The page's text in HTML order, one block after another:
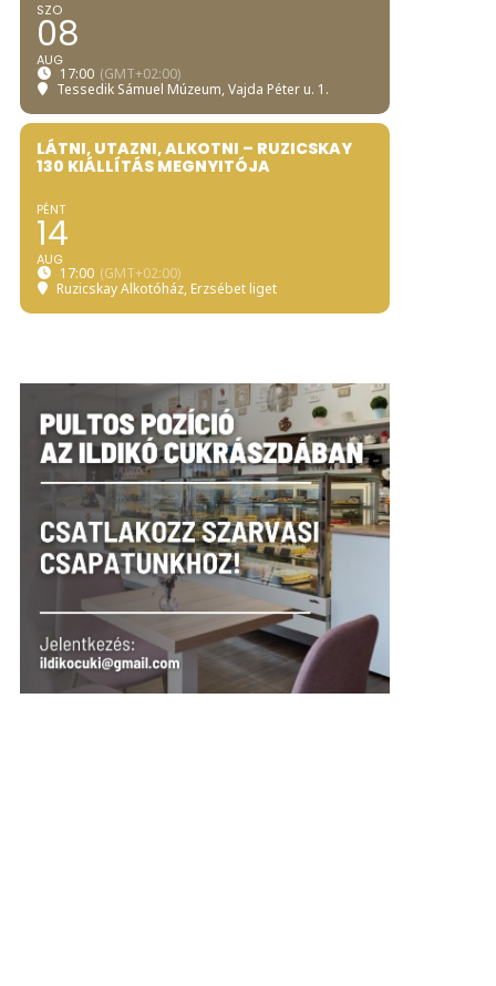
SZO
08
AUG
17:00 (GMT+02:00)
Tessedik Sámuel Múzeum, Vajda Péter u. 1.
LÁTNI, UTAZNI, ALKOTNI – RUZICSKAY
130 KIÁLLÍTÁS MEGNYITÓJA
PÉNT
14
AUG
17:00 (GMT+02:00)
Ruzicskay Alkotóház, Erzsébet liget